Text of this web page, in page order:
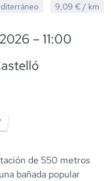
9,09 € / km
– 11:00
de 550 metros
bañada popular